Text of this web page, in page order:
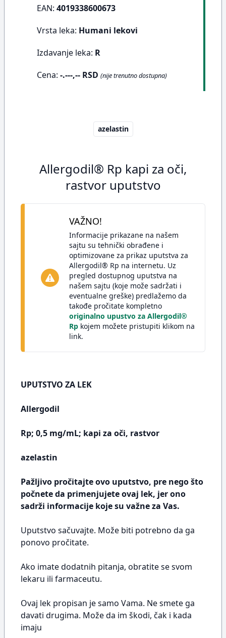
EAN: 4019338600673
Vrsta leka: Humani lekovi
Izdavanje leka: R
Cena: -.---,-- RSD (nije trenutno dostupna)
azelastin
Allergodil® Rp kapi za oči,
rastvor uputstvo
VAŽNO!
Informacije prikazane na našem
sajtu su tehnički obrađene i
optimizovane za prikaz uputstva za
Allergodil® Rp na internetu. Uz
pregled dostupnog uputstva na
našem sajtu (koje može sadržati i
eventualne greške) predlažemo da
takođe pročitate kompletno
originalno upustvo za Allergodil®
Rp kojem možete pristupiti klikom na
link.
UPUTSTVO ZA LEK
Allergodil
Rp; 0,5 mg/mL; kapi za oči, rastvor
azelastin
Pažljivo pročitajte ovo uputstvo, pre nego što
počnete da primenjujete ovaj lek, jer ono
sadrži informacije koje su važne za Vas.
Uputstvo sačuvajte. Može biti potrebno da ga
ponovo pročitate.
Ako imate dodatnih pitanja, obratite se svom
lekaru ili farmaceutu.
Ovaj lek propisan je samo Vama. Ne smete ga
davati drugima. Može da im škodi, čak i kada
imaju